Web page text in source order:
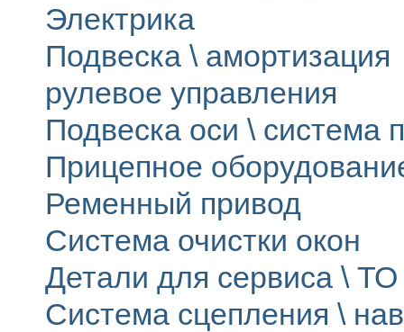
Электрика
Подвеска \ амортизация
рулевое управления
Подвеска оси \ система
Прицепное
Ременный привод
Система очистки окон
Детали для сервиса \ ТО
Система сцепления \